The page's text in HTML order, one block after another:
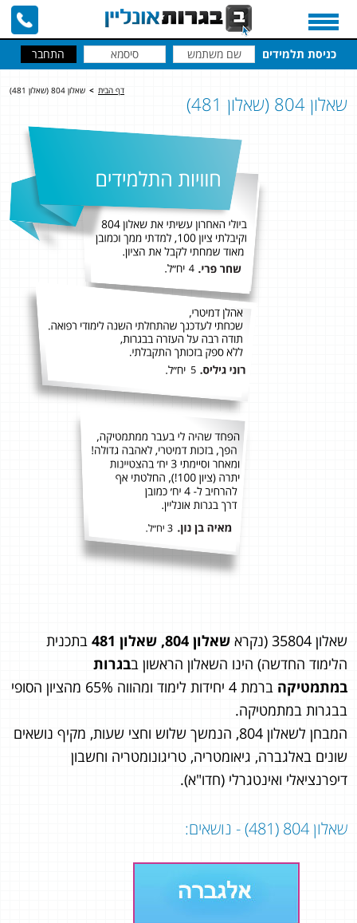
כניסת תלמידים
דף הבית > שאלון 804 (שאלון 481)
שאלון 804 (שאלון 481) ​
שאלון 35804 (נקרא שאלון 804, שאלון 481
בתכנית
הלימוד החדשה) הינו השאלון הראשון בבגרות
במתמטיקה
ברמת 4 יחידות לימוד ומהווה 65% מהציון הסופי
בבגרות במתמטיקה.
המבחן לשאלון 804, הנמשך שלוש וחצי שעות, מקיף נושאים
שונים באלגברה, גיאומטריה, טריגונומטריה וחשבון
דיפרנציאלי ואינטגרלי (חדו"א).
שאלון 804 (481) - נושאים: